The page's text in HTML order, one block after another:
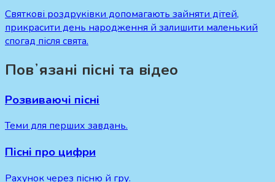
Святкові роздруківки допомагають зайняти дітей,
прикрасити день народження й залишити маленький
спогад після свята.
Повʼязані пісні та відео
Розвиваючі пісні
Теми для перших завдань.
Пісні про цифри
Рахунок через пісню й гру.